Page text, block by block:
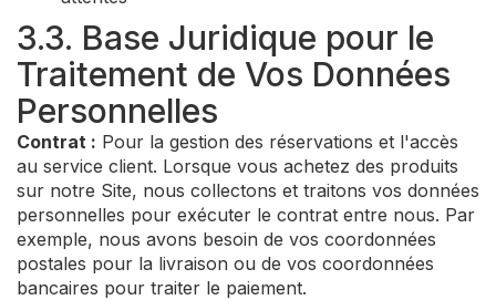
3.3. Base Juridique pour le
Traitement de Vos Données
Personnelles
Contrat : Pour la gestion des réservations et l'accès
au service client. Lorsque vous achetez des produits
sur notre Site, nous collectons et traitons vos données
personnelles pour exécuter le contrat entre nous. Par
exemple, nous avons besoin de vos coordonnées
postales pour la livraison ou de vos coordonnées
bancaires pour traiter le paiement.